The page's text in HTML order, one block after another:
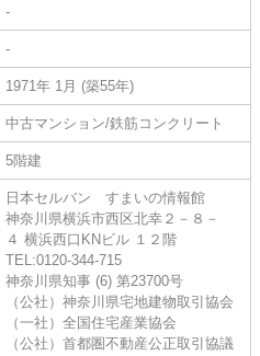
-
-
1971年 1月 (築55年)
中古マンション/鉄筋コンクリート
5階建
日本セルバン すまいの情報館
神奈川県横浜市西区北幸２－８－
４ 横浜西口KNビル １２階
TEL:0120-344-715
神奈川県知事 (6) 第23700号
（公社）神奈川県宅地建物取引協会
（一社）全国住宅産業協会
（公社）首都圏不動産公正取引協議